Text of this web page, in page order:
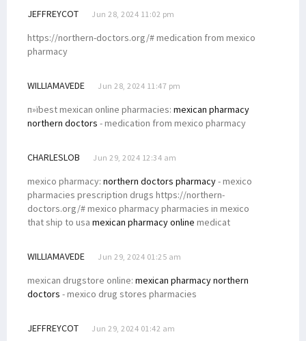
JEFFREYCOT Jun 28, 2024 11:02 pm
https://northern-doctors.org/# medication from mexico
pharmacy
WILLIAMAVEDE Jun 28, 2024 11:47 pm
п»їbest mexican online pharmacies: mexican pharmacy
northern doctors - medication from mexico pharmacy
CHARLESLOB Jun 29, 2024 12:34 am
mexico pharmacy: northern doctors pharmacy- mexico
pharmacies prescription drugs https://northern-
doctors.org/# mexico pharmacy pharmacies in mexico
that ship to usa mexican pharmacy online medicat
WILLIAMAVEDE Jun 29, 2024 01:25 am
mexican drugstore online: mexican pharmacy northern
doctors - mexico drug stores pharmacies
JEFFREYCOT Jun 29, 2024 01:42 am